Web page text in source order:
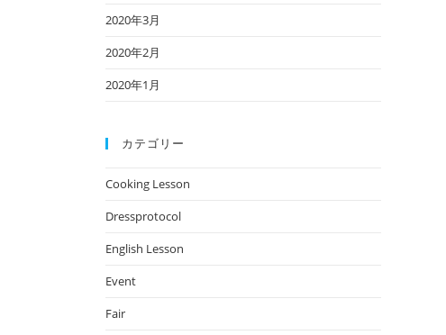
2020年3月
2020年2月
2020年1月
カテゴリー
Cooking Lesson
Dressprotocol
English Lesson
Event
Fair